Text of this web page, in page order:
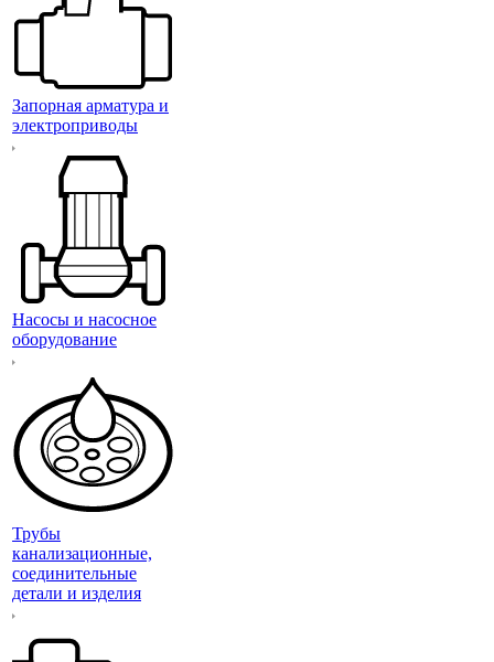
Запорная арматура и
электроприводы
Насосы и насосное
оборудование
Трубы
канализационные,
соединительные
детали и изделия